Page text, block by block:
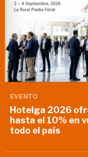
EVENTO
Hotelga 2026
hasta el 10% en
todo el país